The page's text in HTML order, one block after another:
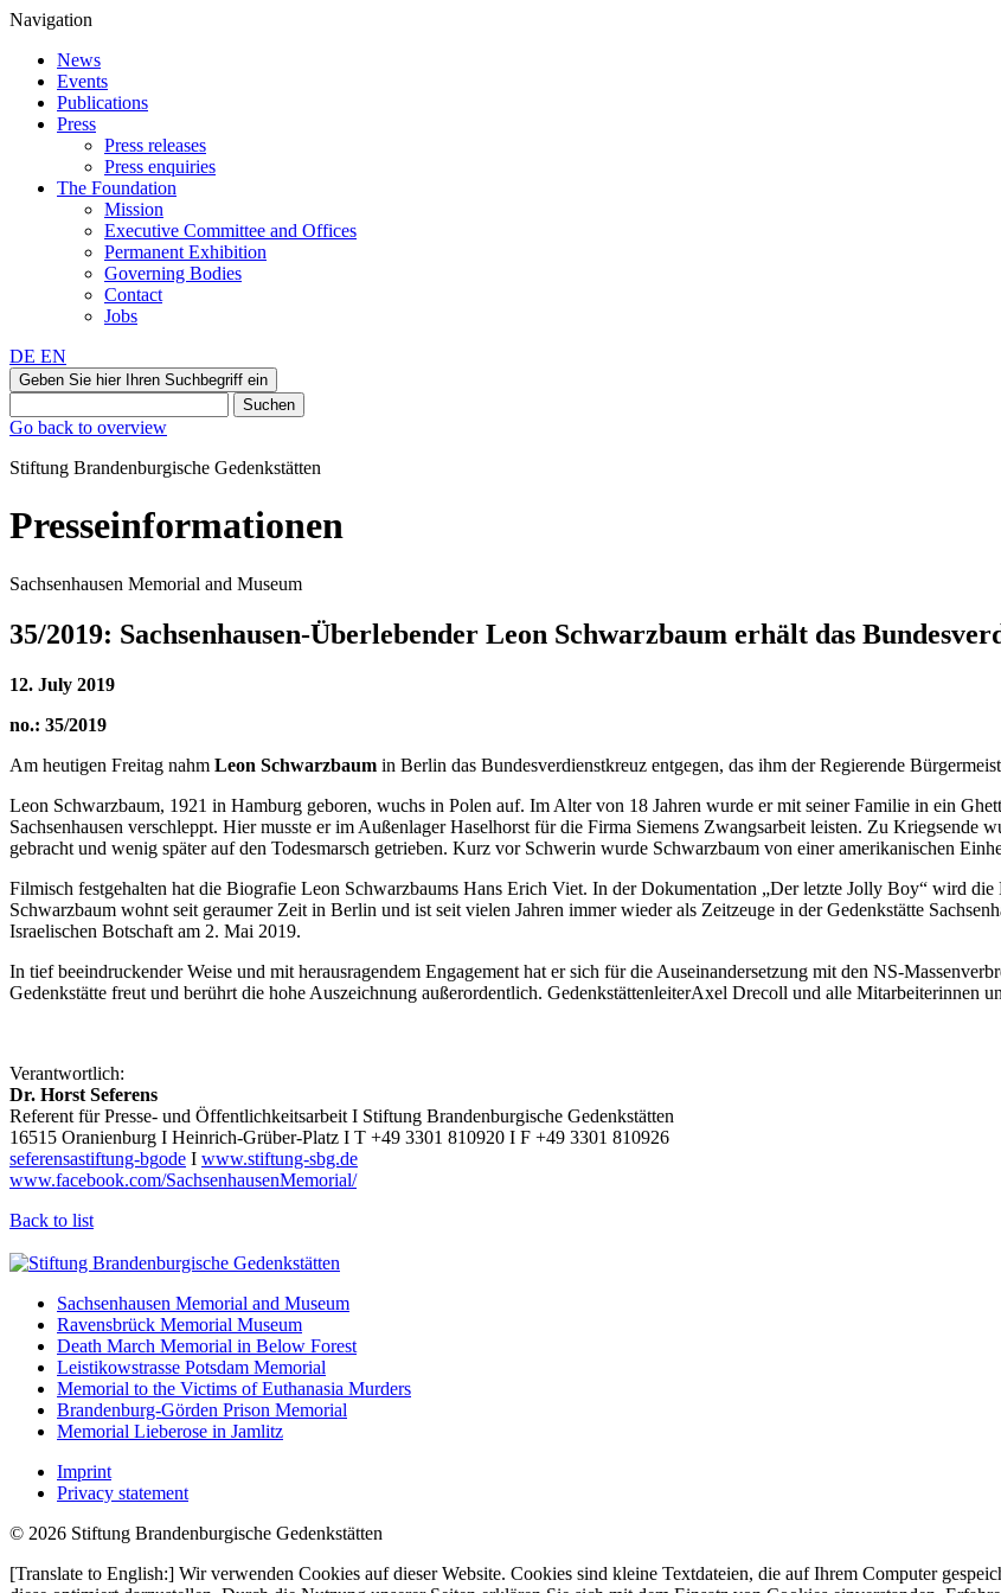
Navigation
News
Events
Publications
Press
Press releases
Press enquiries
The Foundation
Mission
Executive Committee and Offices
Permanent Exhibition
Governing Bodies
Contact
Jobs
DE EN
Geben Sie hier Ihren Suchbegriff ein
Suchen
Go back to overview
Stiftung Brandenburgische Gedenkstätten
Presseinformationen
Sachsenhausen Memorial and Museum
35/2019: Sachsenhausen-Überlebender Leon Schwarzbaum erhält das
12. July 2019
no.: 35/2019
Am heutigen Freitag nahm Leon Schwarzbaum in Berlin das Bundesverdienstkreuz entgegen, das ihm der Regierende
Leon Schwarzbaum, 1921 in Hamburg geboren, wuchs in Polen auf. Im Alter von 18 Jahren wurde er mit seiner Familie in ein
Sachsenhausen verschleppt. Hier musste er im Außenlager Haselhorst für die Firma Siemens Zwangsarbeit leisten. Zu Kriegsende
gebracht und wenig später auf den Todesmarsch getrieben. Kurz vor Schwerin wurde Schwarzbaum von einer amerikanischen
Filmisch festgehalten hat die Biografie Leon Schwarzbaums Hans Erich Viet. In der Dokumentation „Der letzte Jolly Boy“ wird
Schwarzbaum wohnt seit geraumer Zeit in Berlin und ist seit vielen Jahren immer wieder als Zeitzeuge in der Gedenkstätte
Israelischen Botschaft am 2. Mai 2019.
In tief beeindruckender Weise und mit herausragendem Engagement hat er sich für die Auseinandersetzung mit den NS-
Gedenkstätte freut und berührt die hohe Auszeichnung außerordentlich. GedenkstättenleiterAxel Drecoll und alle Mitarbeiterinnen
Verantwortlich:
Dr. Horst Seferens
Referent für Presse- und Öffentlichkeitsarbeit I Stiftung Brandenburgische Gedenkstätten
16515 Oranienburg I Heinrich-Grüber-Platz I T +49 3301 810920 I F +49 3301 810926
seferensastiftung-bgode I www.stiftung-sbg.de
www.facebook.com/SachsenhausenMemorial/
Back to list
Sachsenhausen Memorial and Museum
Ravensbrück Memorial Museum
Death March Memorial in Below Forest
Leistikowstrasse Potsdam Memorial
Memorial to the Victims of Euthanasia Murders
Brandenburg-Görden Prison Memorial
Memorial Lieberose in Jamlitz
Imprint
Privacy statement
© 2026 Stiftung Brandenburgische Gedenkstätten
[Translate to English:] Wir verwenden Cookies auf dieser Website. Cookies sind kleine Textdateien, die auf Ihrem Computer